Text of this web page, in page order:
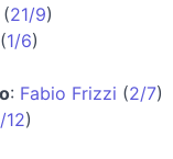
(21/9)
(1/6)
: Fabio Frizzi (2/7)
12)